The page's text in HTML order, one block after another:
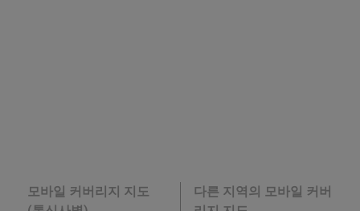
모바일 커버리지 지도
다른 지역의 모바일 커버